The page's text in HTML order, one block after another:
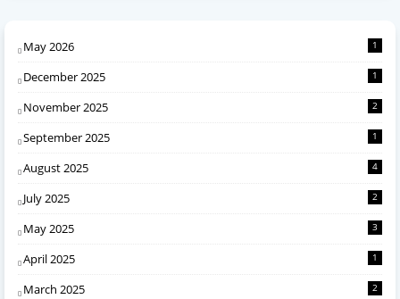
May 2026 1
December 2025 1
November 2025 2
September 2025 1
August 2025 4
July 2025 2
May 2025 3
April 2025 1
March 2025 2